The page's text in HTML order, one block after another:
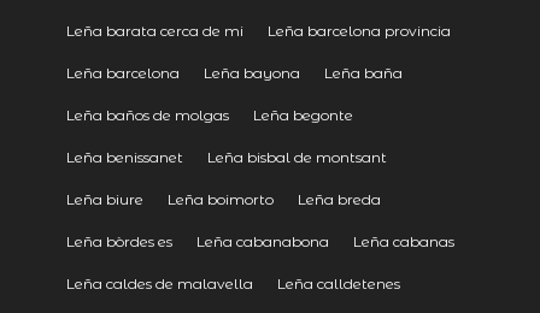
Leña barata cerca de mi Leña barcelona provincia
Leña barcelona Leña bayona Leña baña
Leña baños de molgas Leña begonte
Leña benissanet Leña bisbal de montsant
Leña biure Leña boimorto Leña breda
Leña bòrdes es Leña cabanabona Leña cabanas
Leña caldes de malavella Leña calldetenes